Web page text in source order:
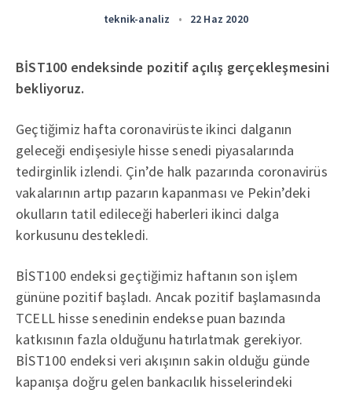
teknik-analiz • 22 Haz 2020
BİST100 endeksinde pozitif açılış gerçekleşmesini
bekliyoruz.
Geçtiğimiz hafta coronavirüste ikinci dalganın
geleceği endişesiyle hisse senedi piyasalarında
tedirginlik izlendi. Çin’de halk pazarında coronavirüs
vakalarının artıp pazarın kapanması ve Pekin’deki
okulların tatil edileceği haberleri ikinci dalga
korkusunu destekledi.
BİST100 endeksi geçtiğimiz haftanın son işlem
gününe pozitif başladı. Ancak pozitif başlamasında
TCELL hisse senedinin endekse puan bazında
katkısının fazla olduğunu hatırlatmak gerekiyor.
BİST100 endeksi veri akışının sakin olduğu günde
kapanışa doğru gelen bankacılık hisselerindeki